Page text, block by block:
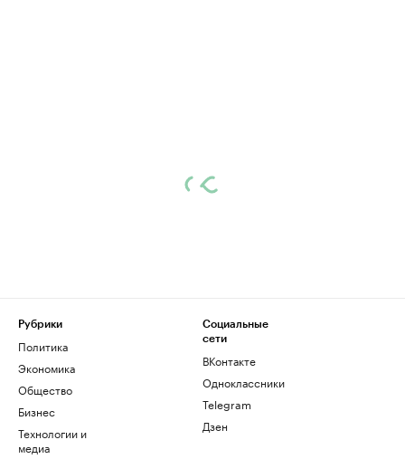
Рубрики
Политика
Экономика
Общество
Бизнес
Технологии и
медиа
Социальные
сети
ВКонтакте
Одноклассники
Telegram
Дзен